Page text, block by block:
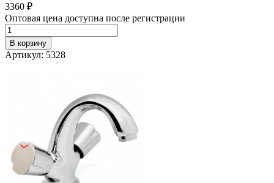
3360 ₽
Оптовая цена доступна после регистрации
В корзину
Артикул: 5328